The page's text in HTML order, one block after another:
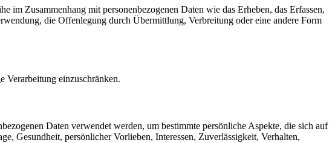
im Zusammenhang mit personenbezogenen Daten wie das Erheben, das Erfassen,
die Offenlegung durch Übermittlung, Verbreitung oder eine andere Form
Verarbeitung einzuschränken.
Daten verwendet werden, um bestimmte persönliche Aspekte, die sich auf
Gesundheit, persönlicher Vorlieben, Interessen, Zuverlässigkeit, Verhalten,